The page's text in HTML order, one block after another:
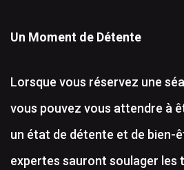
Un Moment de Détente
Lorsque vous réservez une
vous pouvez vous attendre à
un état de détente et de bien-
expertes sauront soulager les